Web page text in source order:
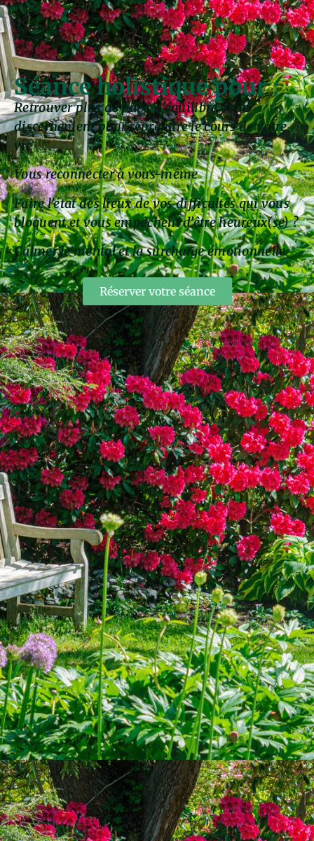
Séance holistique pour :
Retrouver plus de paix, d’équilibre et de
discernement pour reprendre le cours de votre
vie
Vous reconnecter à vous-même
Faire l’état des lieux de vos difficultés qui vous
bloquent et vous empêchent d’être heureux(se) ?
Calmer le mental et la surcharge émotionnelle
Réserver votre séance